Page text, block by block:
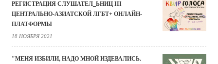
РЕГИСТРАЦИЯ СЛУШАТЕЛ_ЬНИЦ III
ЦЕНТРАЛЬНО-АЗИАТСКОЙ ЛГБТ+ ОНЛАЙН-
ПЛАТФОРМЫ
18 НОЯБРЯ 2021
"МЕНЯ ИЗБИЛИ, НАДО МНОЙ ИЗДЕВАЛИСЬ.